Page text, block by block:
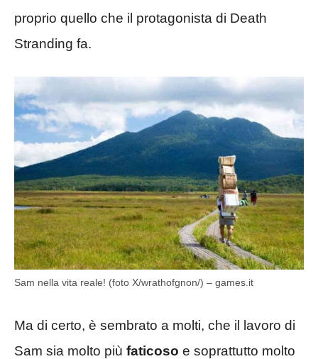
proprio quello che il protagonista di Death
Stranding fa.
Sam nella vita reale! (foto X/wrathofgnon/) – games.it
Ma di certo, è sembrato a molti, che il lavoro di
Sam sia molto più faticoso e soprattutto molto